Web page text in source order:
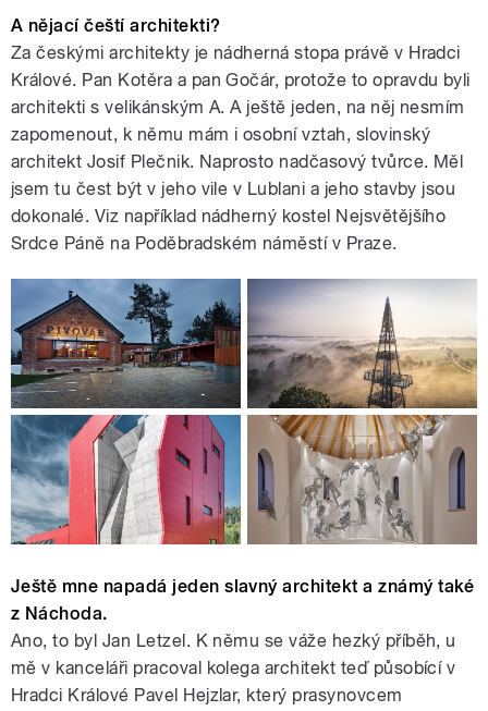
A nějací čeští architekti?
Za českými architekty je nádherná stopa právě v Hradci
Králové. Pan Kotěra a pan Gočár, protože to opravdu byli
architekti s velikánským A. A ještě jeden, na něj nesmím
zapomenout, k němu mám i osobní vztah, slovinský
architekt Josif Plečnik. Naprosto nadčasový tvůrce. Měl
jsem tu čest být v jeho vile v Lublani a jeho stavby jsou
dokonalé. Viz například nádherný kostel Nejsvětějšího
Srdce Páně na Poděbradském náměstí v Praze.
Ještě mne napadá jeden slavný architekt a známý také
z Náchoda.
Ano, to byl Jan Letzel. K němu se váže hezký příběh, u
mě v kanceláři pracoval kolega architekt teď působící v
Hradci Králové Pavel Hejzlar, který prasynovcem